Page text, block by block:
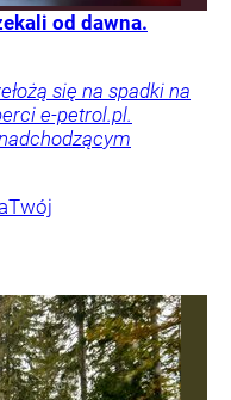
od dawna.
się na spadki na
e-petrol.pl.
Twój